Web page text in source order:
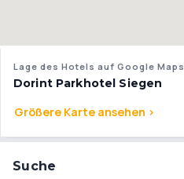
Lage des Hotels auf Google Maps
Dorint Parkhotel Siegen
Größere Karte ansehen >
Suche